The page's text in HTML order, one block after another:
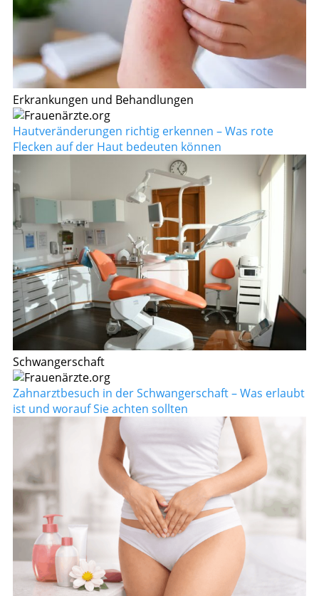
Erkrankungen und Behandlungen
Hautveränderungen richtig erkennen – Was rote
Flecken auf der Haut bedeuten können
Schwangerschaft
Zahnarztbesuch in der Schwangerschaft – Was erlaubt
ist und worauf Sie achten sollten